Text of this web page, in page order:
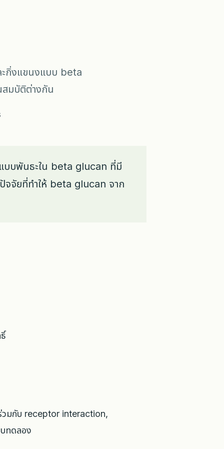
กิ่งแขนงแบบ beta
มบัติต่างกัน
บบพันธะใน beta glucan ที่มี
จจัยที่ทำให้ beta glucan จาก
วมกับ receptor interaction,
ทดลอง